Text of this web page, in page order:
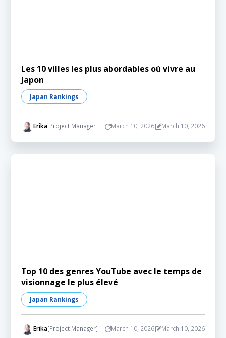
Les 10 villes les plus abordables où vivre au
Japon
Japan Rankings
Erika[Project Manager] March 10, 2026 March 10, 2026
Top 10 des genres YouTube avec le temps de
visionnage le plus élevé
Japan Rankings
Erika[Project Manager] March 10, 2026 March 10, 2026